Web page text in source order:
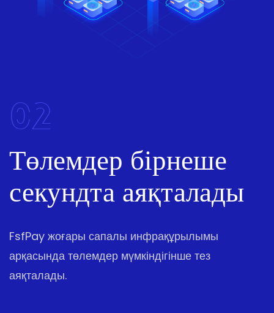
02
Төлемдер бірнеше
секундта аяқталады
FsfPay жоғары сапалы инфрақұрылымы
арқасында төлемдер мүмкіндігінше тез
аяқталады.